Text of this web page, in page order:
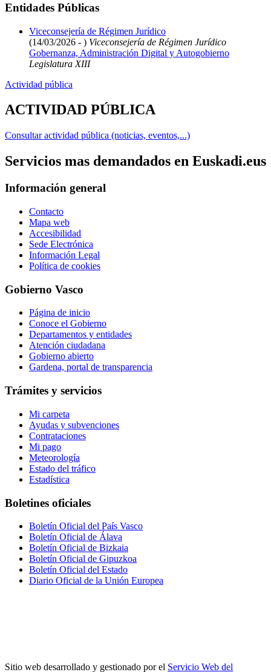
Entidades Públicas
Viceconsejería de Régimen Jurídico
(14/03/2026 - ) Viceconsejería de Régimen Jurídico
Gobernanza, Administración Digital y Autogobierno
Legislatura XIII
Actividad pública
ACTIVIDAD PÚBLICA
Consultar actividad pública (noticias, eventos,...)
Servicios mas demandados en Euskadi.eus
Información general
Contacto
Mapa web
Accesibilidad
Sede Electrónica
Información Legal
Política de cookies
Gobierno Vasco
Página de inicio
Conoce el Gobierno
Departamentos y entidades
Atención ciudadana
Gobierno abierto
Gardena, portal de transparencia
Trámites y servicios
Mi carpeta
Ayudas y subvenciones
Contrataciones
Mi pago
Meteorología
Estado del tráfico
Estadística
Boletines oficiales
Boletín Oficial del País Vasco
Boletín Oficial de Álava
Boletín Oficial de Bizkaia
Boletín Oficial de Gipuzkoa
Boletín Oficial del Estado
Diario Oficial de la Unión Europea
Sitio web desarrollado y gestionado por el Servicio Web del